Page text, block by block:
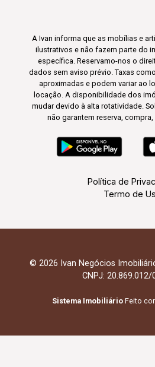
A Ivan informa que as mobílias e
ilustrativos e não fazem parte do
específica. Reservamo-nos o
dados sem aviso prévio. Taxas
aproximadas e podem variar ao
locação. A disponibilidade dos
mudar devido à alta rotatividade.
não garantem reserva,
Política de
Termo de
© 2026 Ivan Negócios
CNPJ: 20.869.012/
Sistema Imobiliário Feito